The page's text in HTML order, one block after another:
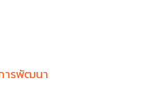
ารพัฒนา